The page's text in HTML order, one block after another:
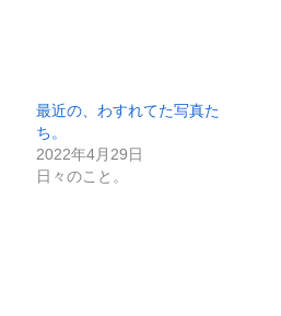
最近の、わすれてた写真た
ち。
2022年4月29日
日々のこと。